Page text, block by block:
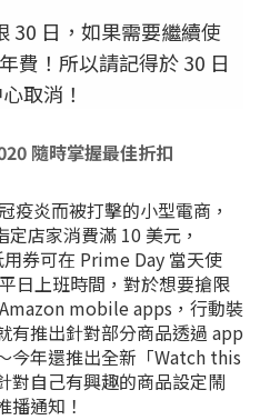
30 日，如果需要繼續使
費！所以請記得於 30 日
取消！
隨時掌握最佳折扣
疫炎而被打擊的小型電商，
店家消費滿 10 美元，
券可在 Prime Day 當天使
日上班時間，對於想要搶限
mobile apps，行動裝
有推出針對部分商品透過 app
今年還推出全新「Watch this
對自己有興趣的商品設定鬧
播通知！